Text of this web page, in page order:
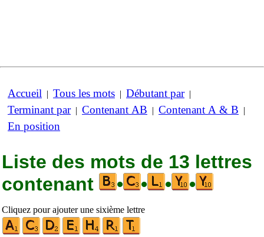
Accueil | Tous les mots | Débutant par|
Terminant par| Contenant AB | Contenant A & B |
En position
Liste des mots de 13 lettres
contenant
• • • •
Cliquez pour ajouter une sixième lettre